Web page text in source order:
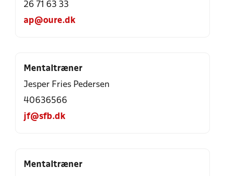
26 71 63 33
ap@oure.dk
Mentaltræner
Jesper Fries Pedersen
40636566
jf@sfb.dk
Mentaltræner